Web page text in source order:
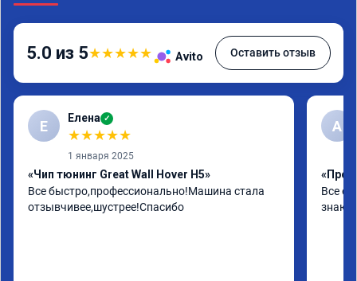
5.0 из 5★★★★★ Avito Оставить отзыв
Е Елена ✓
★★★★★
1 января 2025
«Чип тюнинг Great Wall Hover H5»
Все быстро,профессионально!Машина стала
отзывчивее,шустрее!Спасибо
А
Все
знают